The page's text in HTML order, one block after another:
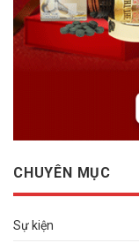
CHUYÊN MỤC
Sự kiện